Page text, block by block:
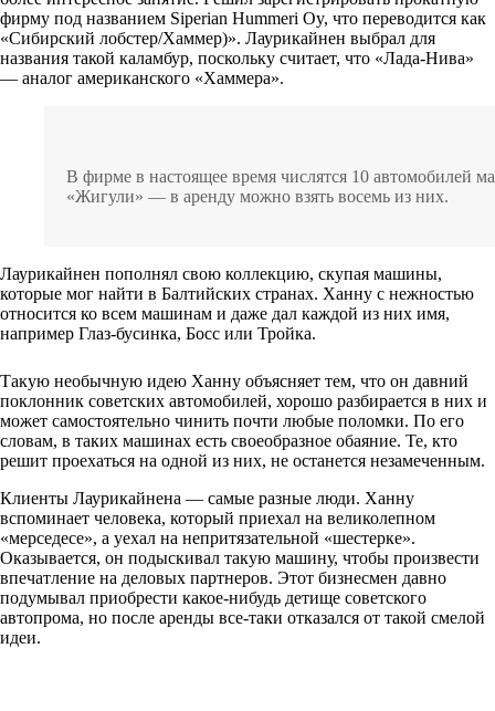
фирму под названием Siperian Hummeri Oy, что переводится как
«Сибирский лобстер/Хаммер)». Лаурикайнен выбрал для
названия такой каламбур, поскольку считает, что «Лада-Нива»
— аналог американского «Хаммера».
В фирме в настоящее время числятся 10 автомобилей
«Жигули» — в аренду можно взять восемь из них.
Лаурикайнен пополнял свою коллекцию, скупая машины,
которые мог найти в Балтийских странах. Ханну с нежностью
относится ко всем машинам и даже дал каждой из них имя,
например Глаз-бусинка, Босс или Тройка.
Такую необычную идею Ханну объясняет тем, что он давний
поклонник советских автомобилей, хорошо разбирается в них и
может самостоятельно чинить почти любые поломки. По его
словам, в таких машинах есть своеобразное обаяние. Те, кто
решит проехаться на одной из них, не останется незамеченным.
Клиенты Лаурикайнена — самые разные люди. Ханну
вспоминает человека, который приехал на великолепном
«мерседесе», а уехал на непритязательной «шестерке».
Оказывается, он подыскивал такую машину, чтобы произвести
впечатление на деловых партнеров. Этот бизнесмен давно
подумывал приобрести какое-нибудь детище советского
автопрома, но после аренды все-таки отказался от такой смелой
идеи.